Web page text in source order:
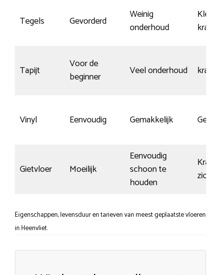
Tegels Gevorderd
Weinig
onderhoud
Tapijt
Voor de
beginner
Veel onderhoud krasvrij
Vinyl Eenvoudig Gemakkelijk
Gietvloer Moeilijk
Eenvoudig
schoon te
houden
Eigenschappen, levensduur en tarieven van meest geplaatste vloeren
in Heenvliet.